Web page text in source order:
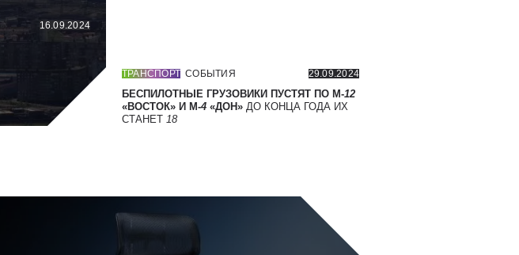
16.09.2024
ТРАНСПОРТ СОБЫТИЯ 29.09.2024
БЕСПИЛОТНЫЕ ГРУЗОВИКИ ПУСТЯТ ПО М-12
«ВОСТОК» И М-4 «ДОН» ДО КОНЦА ГОДА ИХ
СТАНЕТ 18